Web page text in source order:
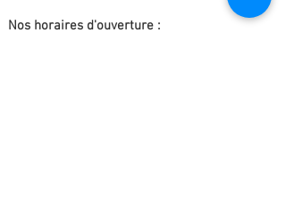
Nos horaires d'ouverture :